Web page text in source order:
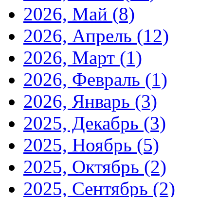
2026, Май (8)
2026, Апрель (12)
2026, Март (1)
2026, Февраль (1)
2026, Январь (3)
2025, Декабрь (3)
2025, Ноябрь (5)
2025, Октябрь (2)
2025, Сентябрь (2)